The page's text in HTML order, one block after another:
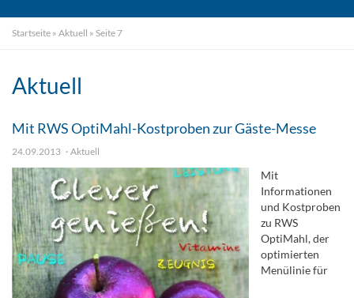
Startseite » Aktuell » Seite 7
Aktuell
Mit RWS OptiMahl-Kostproben zur Gäste-Messe
24.09.2013 Aktuell
Mit
Informationen
und Kostproben
zu RWS
OptiMahl, der
optimierten
Menülinie für